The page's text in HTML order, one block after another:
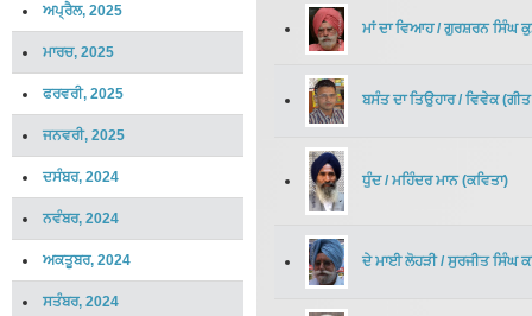
ਅਪ੍ਰੈਲ, 2025
ਮਾਰਚ, 2025
ਫਰਵਰੀ, 2025
ਜਨਵਰੀ, 2025
ਦਸੰਬਰ, 2024
ਨਵੰਬਰ, 2024
ਅਕਤੂਬਰ, 2024
ਸਤੰਬਰ, 2024
ਮਾਂ ਦਾ ਵਿਆਹ/ ਗੁਰਸ਼ਰਨ ਸਿੰਘ
ਬਸੰਤ ਦਾ ਤਿਉਹਾਰ/ ਵਿਵੇਕ(
ਧੁੰਦ/ ਮਹਿੰਦਰ ਮਾਨ(ਕਵਿਤਾ)
ਦੇ ਮਾਈ ਲੋਹੜੀ/ ਸੁਰਜੀਤ ਸਿੰਘ